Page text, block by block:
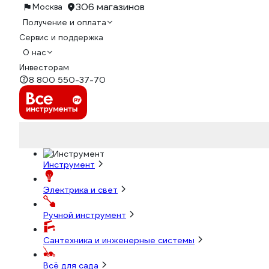
Москва 306 магазинов
Получение и оплата
Сервис и поддержка
О нас
Инвесторам
8 800 550-37-70
Инструмент
Электрика и свет
Ручной инструмент
Сантехника и инженерные системы
Всё для сада